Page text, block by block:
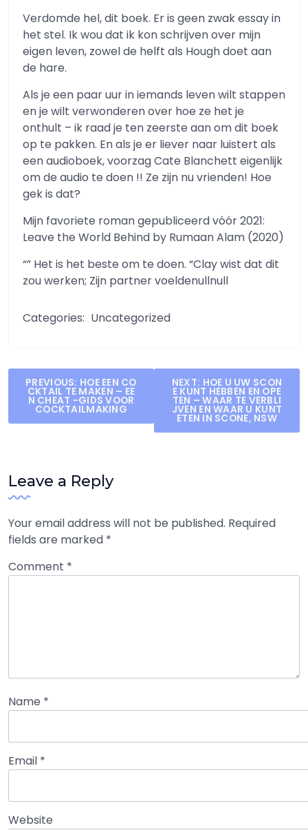
Verdomde hel, dit boek. Er is geen zwak essay in
het stel. Ik wou dat ik kon schrijven over mijn
eigen leven, zowel de helft als Hough doet aan
de hare.
Als je een paar uur in iemands leven wilt stappen
en je wilt verwonderen over hoe ze het je
onthult – ik raad je ten zeerste aan om dit boek
op te pakken. En als je er liever naar luistert als
een audioboek, voorzag Cate Blanchett eigenlijk
om de audio te doen !! Ze zijn nu vrienden! Hoe
gek is dat?
Mijn favoriete roman gepubliceerd vóór 2021:
Leave the World Behind by Rumaan Alam (2020)
“” Het is het beste om te doen. “Clay wist dat dit
zou werken; Zijn partner voeldenullnull
Categories: Uncategorized
Post
navigation
PREVIOUS: HOE EEN CO
CKTAIL TE MAKEN – EE
N CHEAT -GIDS VOOR
COCKTAILMAKING
NEXT: HOE U UW SCON
E KUNT HEBBEN EN OPE
TEN – WAAR TE VERBLI
JVEN EN WAAR U KUNT
ETEN IN SCONE, NSW
Leave a Reply
Your email address will not be published. Required
fields are marked *
Comment *
Name *
Email *
Website